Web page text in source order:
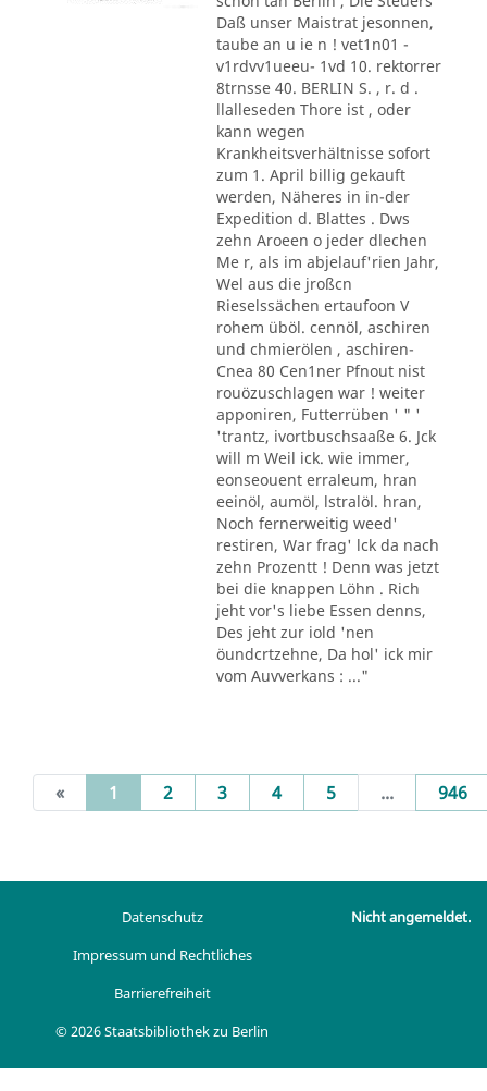
Daß unser Maistrat jesonnen,
taube an u ie n ! vet1n01 -
v1rdvv1ueeu- 1vd 10. rektorrer
8trnsse 40. BERLIN S. , r. d .
llalleseden Thore ist , oder
kann wegen
Krankheitsverhältnisse sofort
zum 1. April billig gekauft
werden, Näheres in in-der
Expedition d. Blattes . Dws
zehn Aroeen o jeder dlechen
Me r, als im abjelauf'rien Jahr,
Wel aus die jroßcn
Rieselssächen ertaufoon V
rohem üböl. cennöl, aschiren
und chmierölen , aschiren-
Cnea 80 Cen1ner Pfnout nist
rouözuschlagen war ! weiter
apponiren, Futterrüben ' " '
'trantz, ivortbuschsaaße 6. Jck
will m Weil ick. wie immer,
eonseouent erraleum, hran
eeinöl, aumöl, lstralöl. hran,
Noch fernerweitig weed'
restiren, War frag' lck da nach
zehn Prozentt ! Denn was jetzt
bei die knappen Löhn . Rich
jeht vor's liebe Essen denns,
Des jeht zur iold 'nen
öundcrtzehne, Da hol' ick mir
vom Auvverkans : ..."
« 1 (current)
2 3 4 5 ... 946
Datenschutz
Impressum und Rechtliches
Barrierefreiheit
© 2026 Staatsbibliothek zu Berlin
Nicht angemeldet.